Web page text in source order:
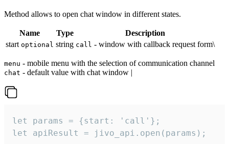
Method allows to open chat window in different states.
Name Type
Description
start optional string call - window with callback request form\
menu - mobile menu with the selection of communication channel
chat - default value with chat window |
let params = {start: 'call'};
let apiResult = jivo_api.open(params);